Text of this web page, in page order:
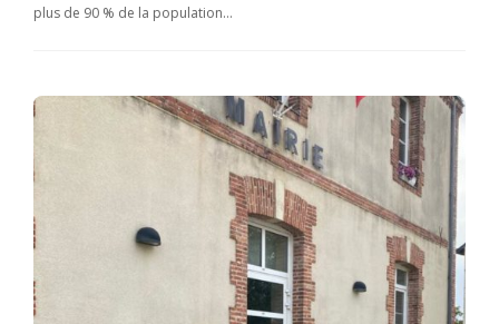
plus de 90 % de la population…